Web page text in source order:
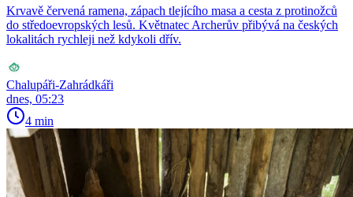
Krvavě červená ramena, zápach tlejícího masa a cesta z protinožců
do středoevropských lesů. Květnatec Archerův přibývá na českých
lokalitách rychleji než kdykoli dřív.
Chalupáři-Zahrádkáři
dnes, 05:23
4 min